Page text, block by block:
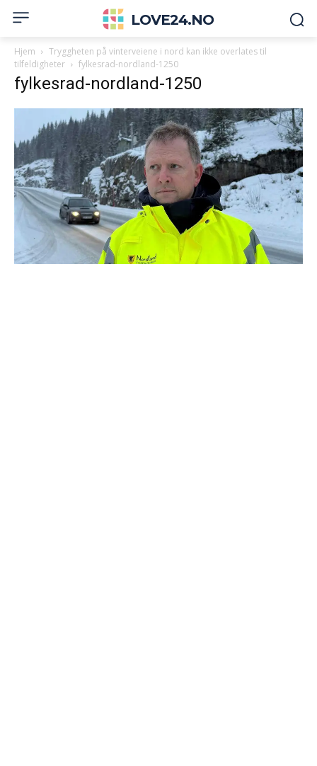
LOVE24.NO
Hjem
Tryggheten på vinterveiene i nord kan ikke overlates til
tilfeldigheter
fylkesrad-nordland-1250
fylkesrad-nordland-1250